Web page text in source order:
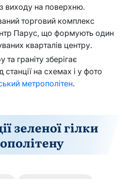
виходу на поверхню.
торговий комплекс
Парус, що формують один
кварталів центру.
та граніту зберігає
станції на схемах і у фото
метрополітен.
зеленої гілки